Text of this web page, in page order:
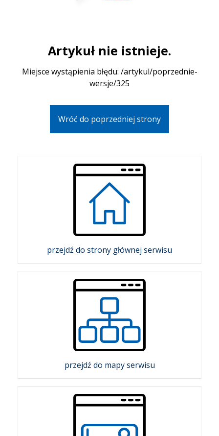
Artykuł nie istnieje.
Miejsce wystąpienia błędu: /artykul/poprzednie-
wersje/325
Wróć do poprzedniej strony
przejdź do strony głównej serwisu
przejdź do mapy serwisu